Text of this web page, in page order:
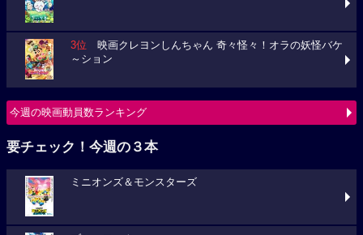
3位 映画クレヨンしんちゃん 奇々怪々！オラの妖怪バケ
～ション
今週の映画動員数ランキング
要チェック！今週の３本
ミニオンズ＆モンスターズ